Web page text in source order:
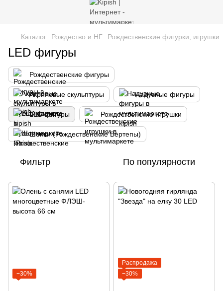
Каталог Рождество и НГ Рождественские фигурки, игрушки
LED фигуры
Рождественские фигуры
Акриловые скульптуры Надувные фигуры
LED фигуры Рождественские игрушки
Шопки (Рождественские Вертепы)
Фильтр По популярности
−30%
Распродажа
−30%